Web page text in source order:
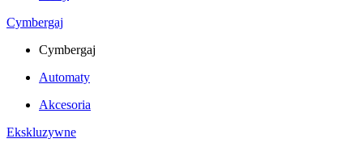
Cymbergaj
Cymbergaj
Automaty
Akcesoria
Ekskluzywne